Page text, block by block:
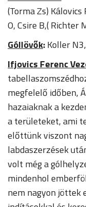
(Torma Zs)
O, Csire B,( Richter
Góllövők:Koller
Ifjovics Ferenc
megfelelő időben,
hazaiaknak a
a területeket, ami
előttünk viszont
labdaszerzések
volt még a
mindenhol
nem nagyon jöttek